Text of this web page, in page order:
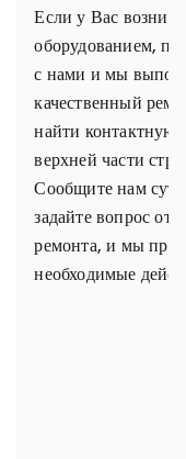
Если у Вас
оборудованием,
с нами и мы
качественный
найти
верхней части
Сообщите нам
задайте вопрос
ремонта, и мы
необходимые